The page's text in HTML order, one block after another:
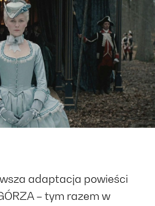
adaptacja powieści
– tym razem w